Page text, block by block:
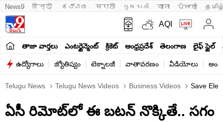
News9 हिन्दी ಕನ್ನಡ मराठी ગુજરાતી বাংলা ਪੰਜਾਬੀ
AQI
తాజా వార్తలు ఎంటర్టైన్మెంట్ క్రికెట్ ఆంధ్రప్రదేశ్ తెలంగాణ లైఫ్ స్టైల్
ఉద్యోగాలు జ్యోతిష్యం టెక్నాలజీ వాతావరణం వీడియోలు
Telugu News Telugu News Videos Business Videos Save
ఏసీ రిమోట్‌లో ఈ బటన్‌ నొక్కితే.. సగం